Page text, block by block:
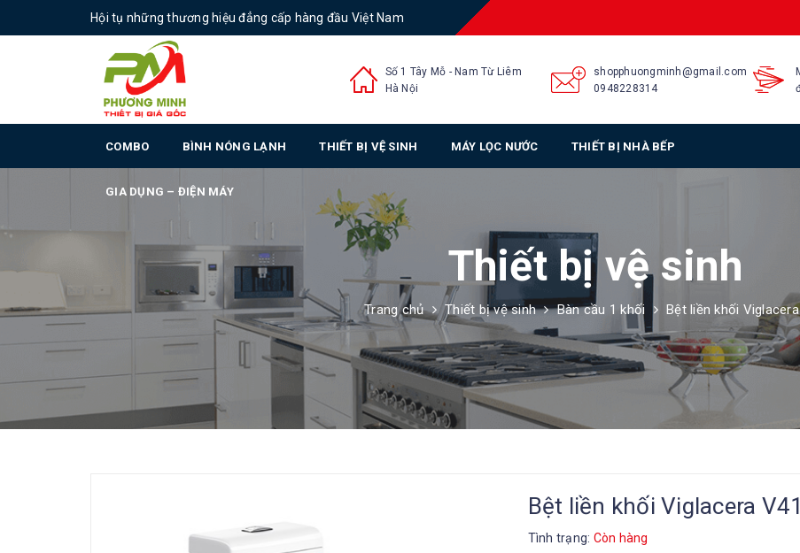
Hội tụ những thương hiệu đẳng cấp hàng đầu Việt Nam
Số 1 Tây Mỗ - Nam Từ Liêm
Hà Nội
shopphuongminh@gmail.com
0948228314
COMBO BÌNH NÓNG LẠNH THIẾT BỊ VỆ SINH MÁY LỌC NƯỚC THIẾT BỊ NHÀ BẾP
GIA DỤNG – ĐIỆN MÁY
Thiết bị vệ sinh
Trang chủ Thiết bị vệ sinh Bàn cầu 1 khối Bệt liền khối Viglacera
Bệt liền khối Viglacera V41
Tình trạng: Còn hàng